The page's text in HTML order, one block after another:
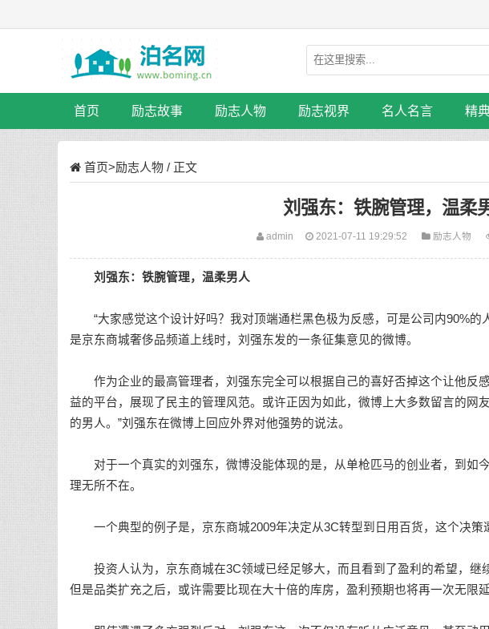
首页 励志故事 励志人物 励志视界 名人名言 精
首页>励志人物 / 正文
刘强东：铁腕管理，温柔
admin 2021-07-11 19:29:52 励志人物
刘强东：铁腕管理，温柔男人
“大家感觉这个设计好吗？我对顶端通栏黑色极为反感，可是公司内90%的
是京东商城奢侈品频道上线时，刘强东发的一条征集意见的微博。
作为企业的最高管理者，刘强东完全可以根据自己的喜好否掉这个让他反
益的平台，展现了民主的管理风范。或许正因为如此，微博上大多数留言的网
的男人。”刘强东在微博上回应外界对他强势的说法。
对于一个真实的刘强东，微博没能体现的是，从单枪匹马的创业者，到如
理无所不在。
一个典型的例子是，京东商城2009年决定从3C转型到日用百货，这个决策
投资人认为，京东商城在3C领域已经足够大，而且看到了盈利的希望，继
但是品类扩充之后，或许需要比现在大十倍的库房，盈利预期也将再一次无限延